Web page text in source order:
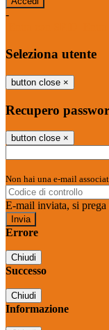
-
Seleziona utente
button close ×
Recupero
button close ×
Non hai una e-mail
E-mail inviata, si
Errore
Chiudi
Successo
Chiudi
Informazione